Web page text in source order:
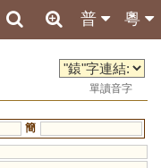
粵
普
單讀音字
簡